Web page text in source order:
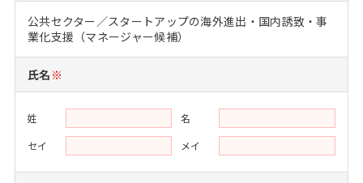
MBAを生かす求人特集
年齢と年収の相関図
公共セクター／スタートアップの海外進出・国内誘致・事
業化支援（マネージャー候補）
氏名 ※
姓
名
セイ
メイ